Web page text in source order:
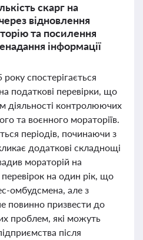
скарг на
відновлення
та посилення
інформації
спостерігається
податкові перевірки, що
діяльності контролюючих
та воєнного мораторіїв.
періодів, починаючи з
додаткові складнощі
мораторій на
на один рік, що
омбудсмена, але з
повинно призвести до
проблем, які можуть
після